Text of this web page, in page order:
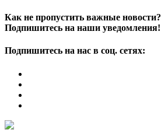
Как не пропустить важные новости?
Подпишитесь на наши уведомления!
Подпишитесь на нас в соц. сетях: